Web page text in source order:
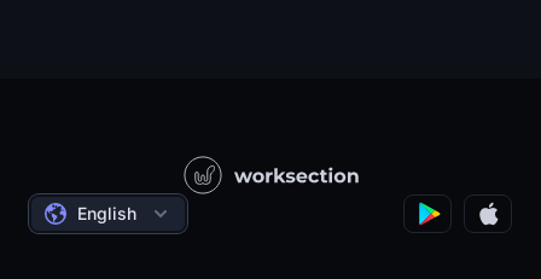
Проєктний менеджмент
Погодинка
Угоди
English